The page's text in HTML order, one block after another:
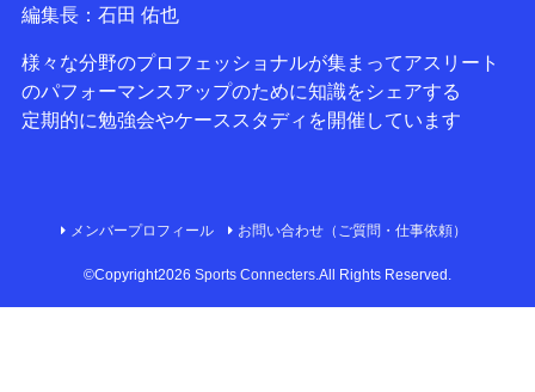
編集長：石田 佑也
様々な分野のプロフェッショナルが集まってアスリート
のパフォーマンスアップのために知識をシェアする
定期的に勉強会やケーススタディを開催しています
メンバープロフィール お問い合わせ（ご質問・仕事依頼）
©Copyright2026 Sports Connecters .All Rights Reserved.